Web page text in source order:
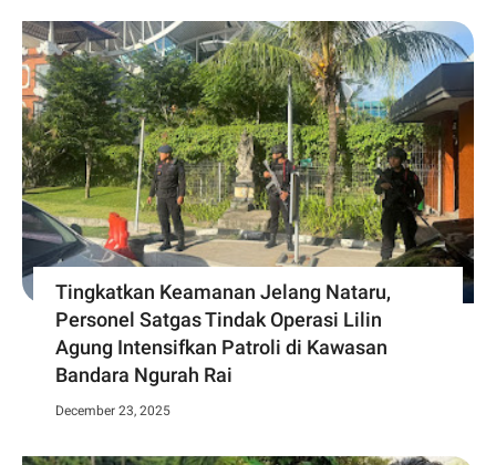
Tingkatkan Keamanan Jelang Nataru,
Personel Satgas Tindak Operasi Lilin
Agung Intensifkan Patroli di Kawasan
Bandara Ngurah Rai
December 23, 2025